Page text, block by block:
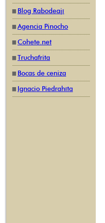
Blog Rabodeají
Agencia Pinocho
Cohete.net
Truchafrita
Bocas de ceniza
Ignacio Piedrahíta